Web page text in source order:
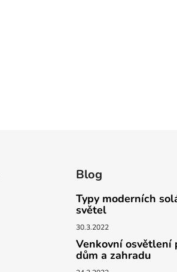
Blog
Typy moderních
světel
30.3.2022
Venkovní osvětlení
dům a zahradu